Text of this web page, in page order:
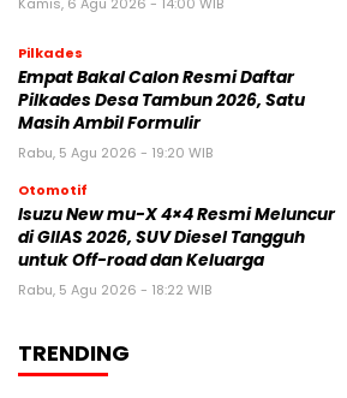
Pilkades
Empat Bakal Calon Resmi Daftar
Pilkades Desa Tambun 2026, Satu
Masih Ambil Formulir
Rabu, 5 Agu 2026 - 19:20 WIB
Otomotif
Isuzu New mu-X 4×4 Resmi Meluncur
di GIIAS 2026, SUV Diesel Tangguh
untuk Off-road dan Keluarga
Rabu, 5 Agu 2026 - 18:22 WIB
TRENDING